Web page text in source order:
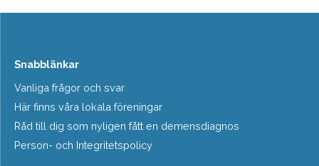
Snabblänkar
Vanliga frågor och svar
Här finns våra lokala föreningar
Råd till dig som nyligen fått en demensdiagnos
Person- och Integritetspolicy